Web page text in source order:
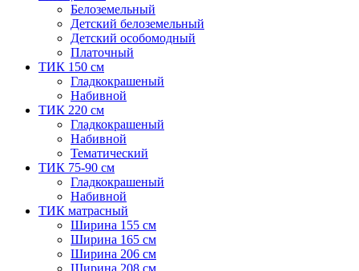
Белоземельный
Детский белоземельный
Детский особомодный
Платочный
ТИК 150 см
Гладкокрашеный
Набивной
ТИК 220 см
Гладкокрашеный
Набивной
Тематический
ТИК 75-90 см
Гладкокрашеный
Набивной
ТИК матрасный
Ширина 155 см
Ширина 165 см
Ширина 206 см
Ширина 208 см